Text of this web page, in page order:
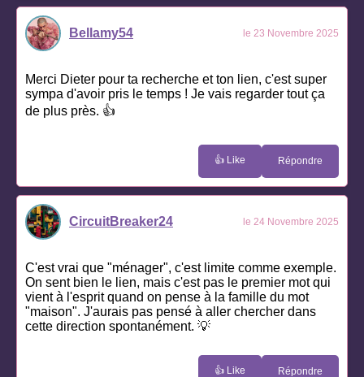
Bellamy54 le 23 Novembre 2025
Merci Dieter pour ta recherche et ton lien, c'est super
sympa d'avoir pris le temps ! Je vais regarder tout ça
de plus près. 👍
👍 Like Répondre
CircuitBreaker24 le 24 Novembre 2025
C'est vrai que "ménager", c'est limite comme exemple.
On sent bien le lien, mais c'est pas le premier mot qui
vient à l'esprit quand on pense à la famille du mot
"maison". J'aurais pas pensé à aller chercher dans
cette direction spontanément. 💡
👍 Like Répondre